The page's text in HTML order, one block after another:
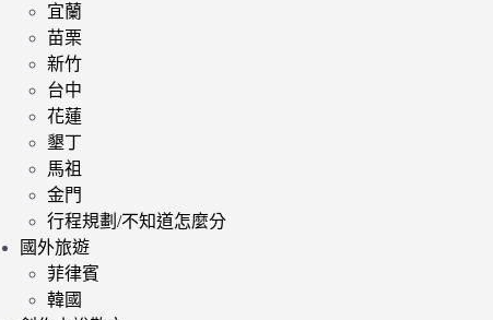
宜蘭
苗栗
新竹
台中
花蓮
墾丁
馬祖
金門
行程規劃/不知道怎麼分
國外旅遊
菲律賓
韓國